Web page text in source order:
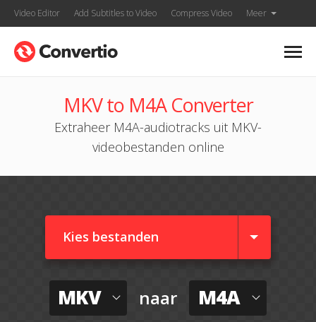
Video Editor Add Subtitles to Video Compress Video Meer
MKV to M4A Converter
Extraheer M4A-audiotracks uit MKV-
videobestanden online
Kies bestanden
MKV naar M4A